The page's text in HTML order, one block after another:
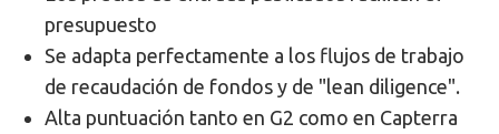
presupuesto
Se adapta perfectamente a los flujos de trabajo
de recaudación de fondos y de "lean diligence".
Alta puntuación tanto en G2 como en Capterra